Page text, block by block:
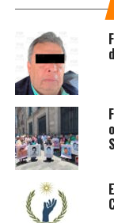
que realizó mi
de los hechos»,
mi